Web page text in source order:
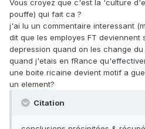
Vous croyez que c'est la 'culture
pouffe) qui fait ca ?
j'ai lu un commentaire interessant
dit que les employes FT deviennent
depression quand on les change
quand j'etais en fRance
une boite ricaine devient motif a
un element?
Citation